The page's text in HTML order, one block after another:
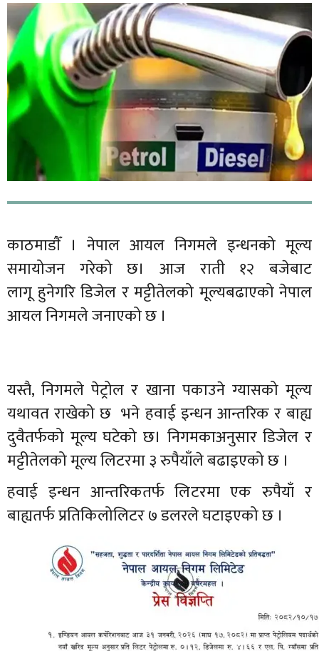
काठमाडाैँ । नेपाल आयल निगमले इन्धनको मूल्य
समायोजन गरेको छ। आज राती १२ बजेबाट
लागू हुनेगरि डिजेल र मट्टीतेलको मूल्यबढाएको नेपाल
आयल निगमले जनाएको छ ।
यस्तै, निगमले पेट्रोल र खाना पकाउने ग्यासको मूल्य
यथावत राखेको छ भने हवाई इन्धन आन्तरिक र बाह्य
दुवैतर्फको मूल्य घटेको छ। निगमकाअनुसार डिजेल र
मट्टीतेलको मूल्य लिटरमा ३ रुपैयाँले बढाइएको छ ।
हवाई इन्धन आन्तरिकतर्फ लिटरमा एक रुपैयाँ र
बाह्यतर्फ प्रतिकिलोलिटर ७ डलरले घटाइएको छ ।